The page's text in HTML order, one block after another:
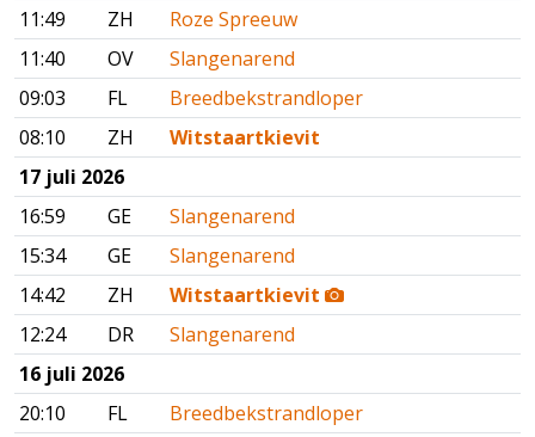
11:49
ZH
Roze Spreeuw
11:40
OV
Slangenarend
09:03
FL
Breedbekstrandloper
08:10
ZH
Witstaartkievit
17 juli 2026
16:59
GE
Slangenarend
15:34
GE
Slangenarend
14:42
ZH
Witstaartkievit
12:24
DR
Slangenarend
16 juli 2026
20:10
FL
Breedbekstrandloper